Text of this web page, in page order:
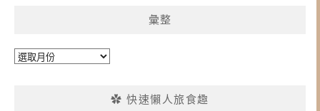
彙整
彙
✿ 快速懶人旅食趣